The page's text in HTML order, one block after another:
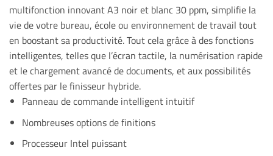
multifonction innovant A3 noir et blanc 30 ppm, simplifie la
vie de votre bureau, école ou environnement de travail tout
en boostant sa productivité. Tout cela grâce à des fonctions
intelligentes, telles que l’écran tactile, la numérisation rapide
et le chargement avancé de documents, et aux possibilités
offertes par le finisseur hybride.
Panneau de commande intelligent intuitif
Nombreuses options de finitions
Processeur Intel puissant